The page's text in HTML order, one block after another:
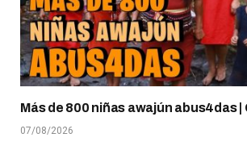
Más de 800 niñas awajún abus4das |
07/08/2026